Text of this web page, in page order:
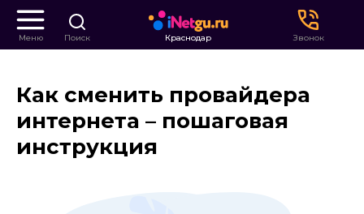
Меню Поиск Краснодар Звонок
Как сменить провайдера
интернета – пошаговая
инструкция